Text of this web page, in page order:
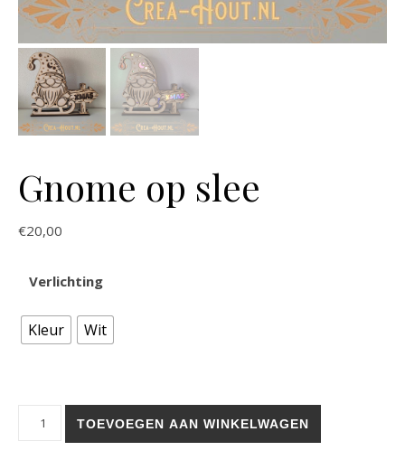
Gnome op slee
€20,00
Verlichting
Kleur Wit
Gnome op slee aantal
TOEVOEGEN AAN WINKELWAGEN